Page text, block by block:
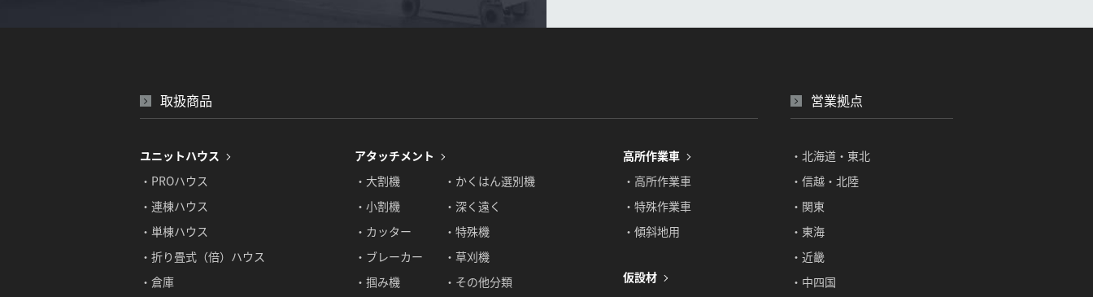
取扱商品
ユニットハウス
・PROハウス
・連棟ハウス
・単棟ハウス
・折り畳式（倍）ハウス
・倉庫
アタッチメント
・大割機
・かくはん選別機
・小割機
・深く遠く
・カッター
・特殊機
・ブレーカー
・草刈機
・掴み機
・その他分類
高所作業車
・高所作業車
・特殊作業車
・傾斜地用
仮設材
営業拠点
・北海道・東北
・信越・北陸
・関東
・東海
・近畿
・中四国